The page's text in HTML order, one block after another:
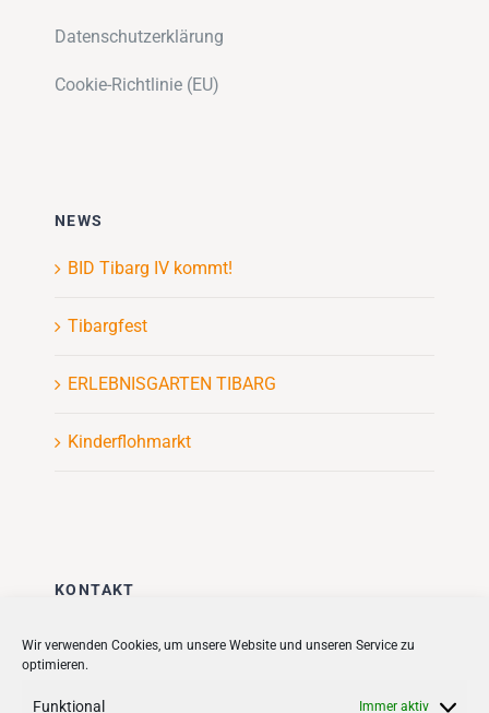
Wir verwenden Cookies, um unsere Website und unseren Service zu
optimieren.
Funktional Immer aktiv
Datenschutzerklärung
Cookie-Richtlinie (EU)
NEWS
BID Tibarg IV kommt!
Tibargfest
ERLEBNISGARTEN TIBARG
Kinderflohmarkt
KONTAKT
Stadt + Handel City- und
Quartiersmanagement